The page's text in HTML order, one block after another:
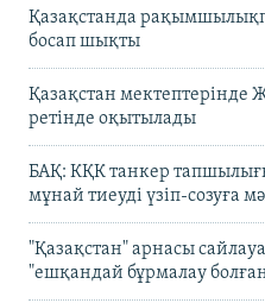
Қазақстанда
босап шықты
Қазақстан мектептерінде
ретінде оқытылады
БАҚ: КҚК танкер
мұнай тиеуді үзіп-созуға
"Қазақстан" арнасы
"ешқандай бұрмалау